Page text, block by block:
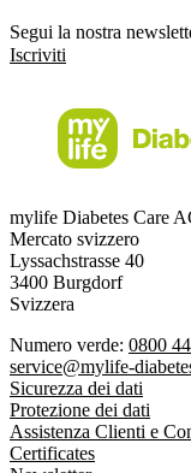
Segui la nostra
Iscriviti
mylife Diabetes Care
Mercato svizzero
Lyssachstrasse 40
3400 Burgdorf
Svizzera
Numero verde: 0800
service@mylife-
Sicurezza dei dati
Protezione dei dati
Assistenza Clienti e
Certificates